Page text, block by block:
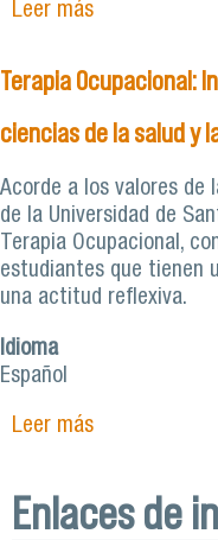
Leer mássobre Jefa de
un lugar por
personas”
Terapia Ocupacional:
ciencias de la salud y
Acorde a los valores de
de la Universidad de
Terapia Ocupacional,
estudiantes que tienen
una actitud reflexiva.
Idioma
Español
Leer mássobre Terapia
Enlaces de